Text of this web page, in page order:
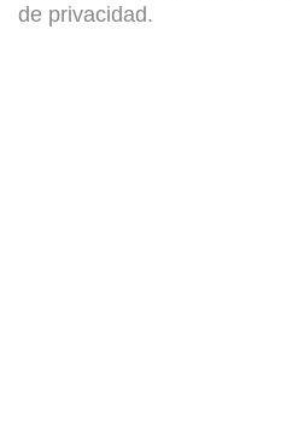
de privacidad.